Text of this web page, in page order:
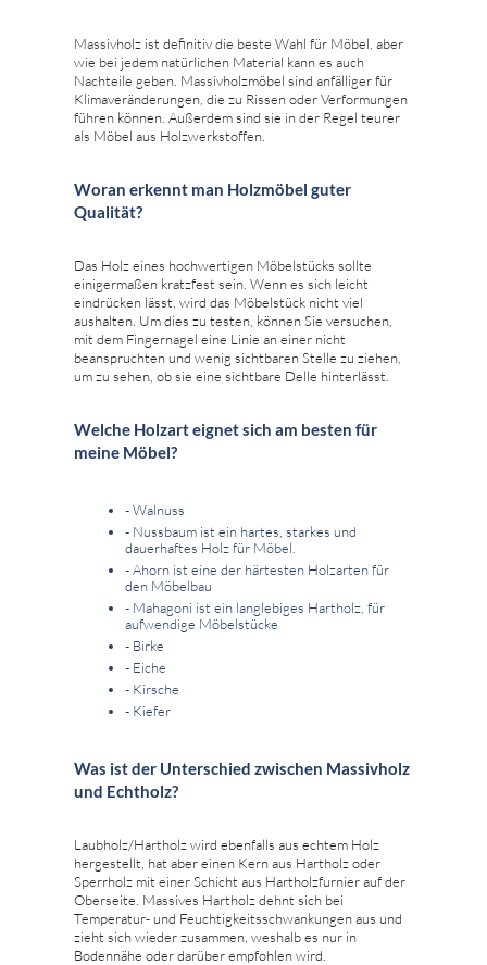
Massivholz ist definitiv die beste Wahl für Möbel, aber
wie bei jedem natürlichen Material kann es auch
Nachteile geben. Massivholzmöbel sind anfälliger für
Klimaveränderungen, die zu Rissen oder Verformungen
führen können. Außerdem sind sie in der Regel teurer
als Möbel aus Holzwerkstoffen.
Woran erkennt man Holzmöbel guter
Qualität?
Das Holz eines hochwertigen Möbelstücks sollte
einigermaßen kratzfest sein. Wenn es sich leicht
eindrücken lässt, wird das Möbelstück nicht viel
aushalten. Um dies zu testen, können Sie versuchen,
mit dem Fingernagel eine Linie an einer nicht
beanspruchten und wenig sichtbaren Stelle zu ziehen,
um zu sehen, ob sie eine sichtbare Delle hinterlässt.
Welche Holzart eignet sich am besten für
meine Möbel?
- Walnuss
- Nussbaum ist ein hartes, starkes und
dauerhaftes Holz für Möbel.
- Ahorn ist eine der härtesten Holzarten für
den Möbelbau
- Mahagoni ist ein langlebiges Hartholz, für
aufwendige Möbelstücke
- Birke
- Eiche
- Kirsche
- Kiefer
Was ist der Unterschied zwischen Massivholz
und Echtholz?
Laubholz/Hartholz wird ebenfalls aus echtem Holz
hergestellt, hat aber einen Kern aus Hartholz oder
Sperrholz mit einer Schicht aus Hartholzfurnier auf der
Oberseite. Massives Hartholz dehnt sich bei
Temperatur- und Feuchtigkeitsschwankungen aus und
zieht sich wieder zusammen, weshalb es nur in
Bodennähe oder darüber empfohlen wird.